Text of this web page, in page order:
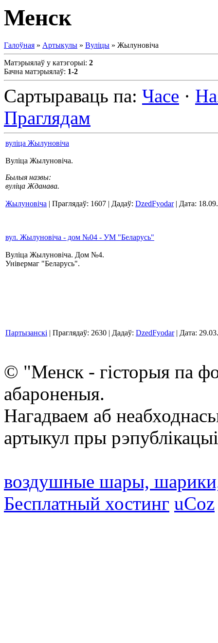
Менск
Галоўная » Артыкулы » Вуліцы » Жылуновіча
Матэрыялаў у катэгорыі: 2
Бачна матэрыялаў: 1-2
Сартыраваць па: Часе ·
Праглядам
вуліца Жылуновіча
Вуліца Жылуновіча.
Былыя назвы:
вуліца Жданава.
Жылуновіча | Праглядаў: 1607 | Дадаў: DzedFyodar| Дата:
вул. Жылуновіча - дом №04 - УМ "Беларусь"
Вуліца Жылуновіча. Дом №4.
Універмаг "Беларусь".
Партызанскі | Праглядаў: 2630 | Дадаў: DzedFyodar| Дата:
© "Менск - гісторыя па
абароненыя.
Нагадваем аб
артыкул пры
воздушные шары,
Бесплатный хостинг uCoz